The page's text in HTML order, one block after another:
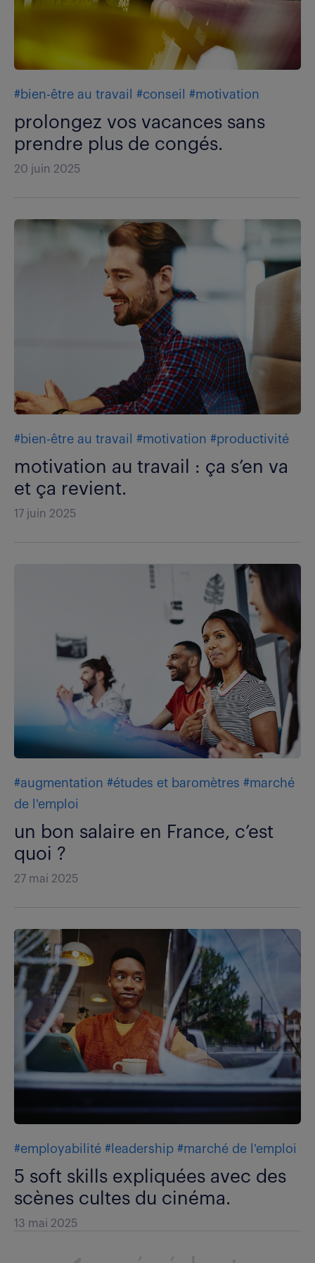
#bien-être au travail #conseil #motivation
prolongez vos vacances sans
prendre plus de congés.
20 juin 2025
#bien-être au travail #motivation #productivité
motivation au travail : ça s’en va
et ça revient.
17 juin 2025
#augmentation #études et baromètres #marché
de l'emploi
un bon salaire en France, c’est
quoi ?
27 mai 2025
#employabilité #leadership #marché de l'emploi
5 soft skills expliquées avec des
scènes cultes du cinéma.
13 mai 2025